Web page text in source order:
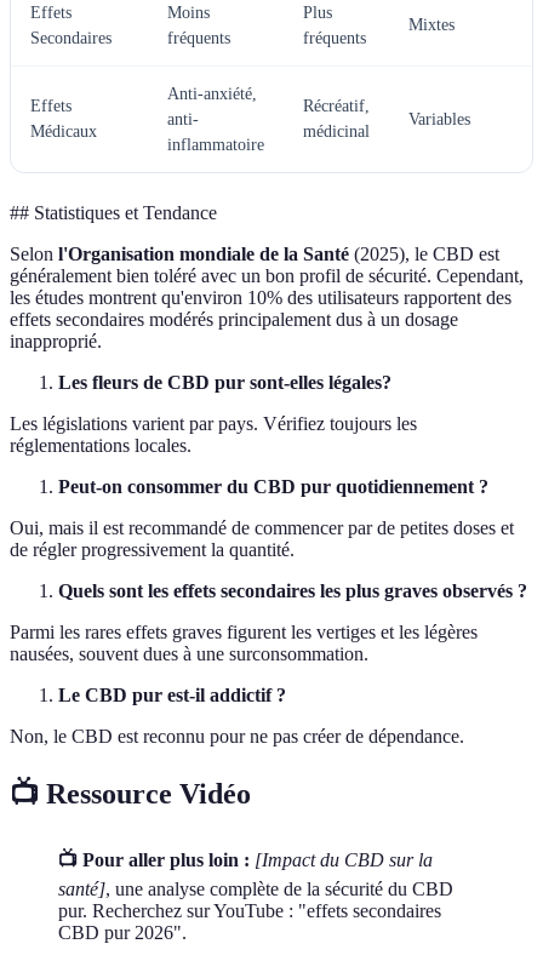
Effets
Secondaires
Moins
fréquents
Plus
fréquents
Mixtes
Effets
Médicaux
Anti-anxiété,
anti-
inflammatoire
Récréatif,
médicinal
Variables
## Statistiques et Tendance
Selon l'Organisation mondiale de la Santé (2025), le CBD est
généralement bien toléré avec un bon profil de sécurité. Cependant,
les études montrent qu'environ 10% des utilisateurs rapportent des
effets secondaires modérés principalement dus à un dosage
inapproprié.
Les fleurs de CBD pur sont-elles légales?
Les législations varient par pays. Vérifiez toujours les
réglementations locales.
Peut-on consommer du CBD pur quotidiennement ?
Oui, mais il est recommandé de commencer par de petites doses et
de régler progressivement la quantité.
Quels sont les effets secondaires les plus graves observés ?
Parmi les rares effets graves figurent les vertiges et les légères
nausées, souvent dues à une surconsommation.
Le CBD pur est-il addictif ?
Non, le CBD est reconnu pour ne pas créer de dépendance.
📺 Ressource Vidéo
📺 Pour aller plus loin : [Impact du CBD sur la
santé], une analyse complète de la sécurité du CBD
pur. Recherchez sur YouTube : "effets secondaires
CBD pur 2026".